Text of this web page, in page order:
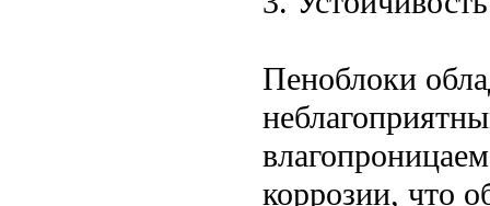
Пеноблоки
коррозии, что